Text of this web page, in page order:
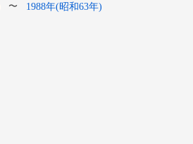
〜 1988年(昭和63年)